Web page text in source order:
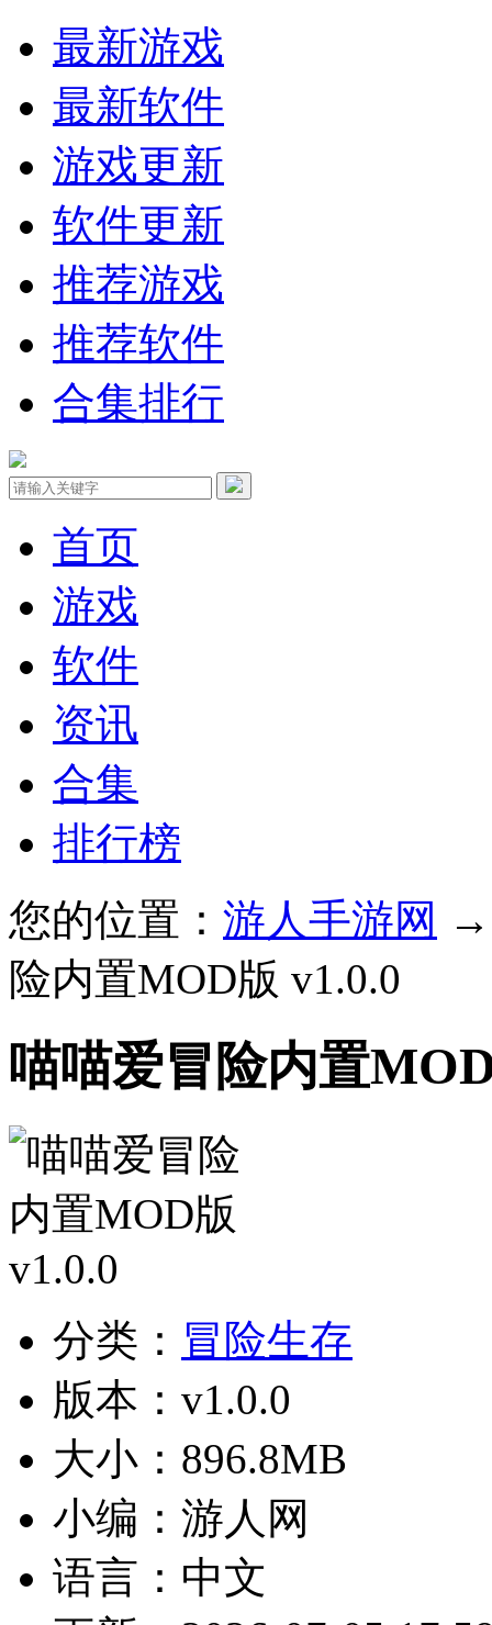
最新游戏
最新软件
游戏更新
软件更新
推荐游戏
推荐软件
合集排行
首页
游戏
软件
资讯
合集
排行榜
您的位置： 游人手游网
险内置MOD版 v1.0.0
喵喵爱冒险内置
分类： 冒险生存
版本：v1.0.0
大小：896.8MB
小编：游人网
语言：中文